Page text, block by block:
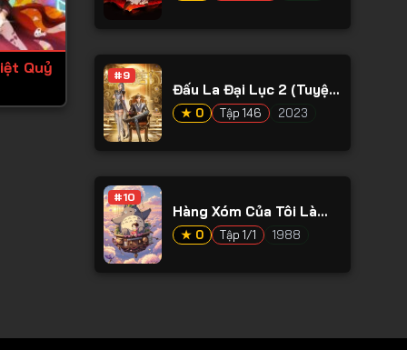
Quỷ
#9
Đấu La Đại Lục 2 (Tuyệt
Thế Đường Môn)
★ 0 Tập 146 2023
#10
Hàng Xóm Của Tôi Là
Totoro
★ 0 Tập 1/1 1988